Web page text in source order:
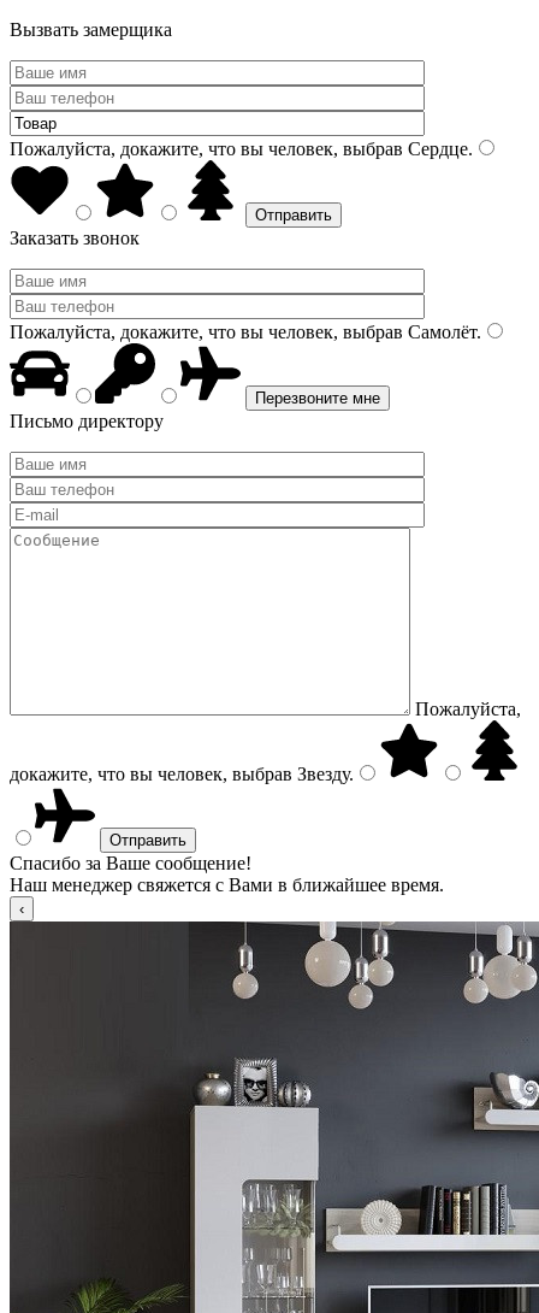
Вызвать замерщика
Пожалуйста, докажите, что вы человек, выбрав Сердце.
Заказать звонок
Пожалуйста, докажите, что вы человек, выбрав Самолёт.
Письмо директору
Пожалуйста,
докажите, что вы человек, выбрав Звезду.
Спасибо за Ваше сообщение!
Наш менеджер свяжется с Вами в ближайшее время.